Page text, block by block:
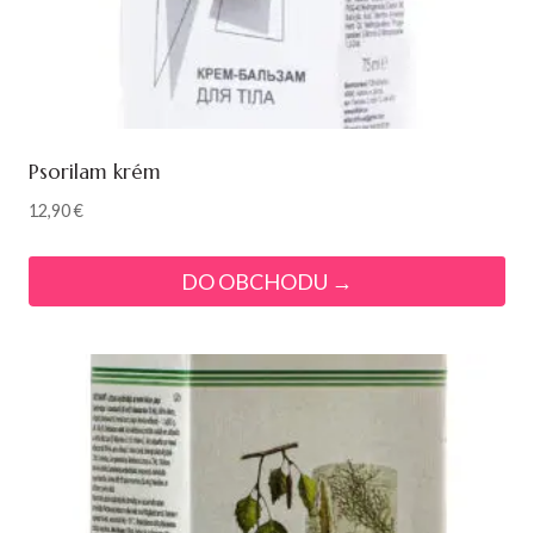
Psorilam krém
12,90€
DO OBCHODU →